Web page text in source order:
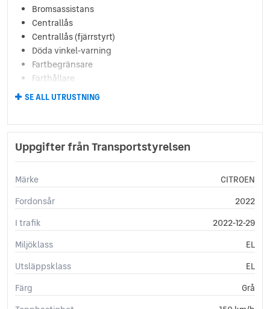
Bromsassistans
Centrallås
Centrallås (fjärrstyrt)
Döda vinkel-varning
Fartbegränsare
Farthållare
Färddator
Keyless Nyckelfri Dörrar
Keyless Nyckelfri Start
LED (halvljus)
LED (helljus)
LED Strålkastare
Ljussensor
Parkeringssensorer
Parkeringssensorer (bak)
Regnsensor
Sidokrockgardiner
Svensksåld
SE ALL UTRUSTNING
Uppgifter från Transportstyrelsen
Märke
CITROEN
Fordonsår
2022
I trafik
2022-12-29
Miljöklass
EL
Utsläppsklass
EL
Färg
Grå